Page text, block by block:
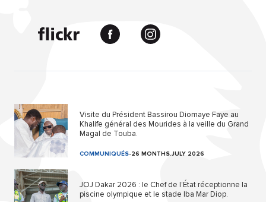
Visite du Président Bassirou Diomaye Faye au
Khalife général des Mourides à la veille du Grand
Magal de Touba.
COMMUNIQUÉS-26 MONTHS.JULY 2026
JOJ Dakar 2026 : le Chef de l’État réceptionne la
piscine olympique et le stade Iba Mar Diop.